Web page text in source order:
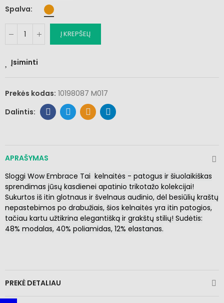
Spalva
Į KREPŠELĮ
Įsiminti
Prekės kodas: 10198087 M017
APRAŠYMAS
Sloggi Wow Embrace Tai kelnaitės - patogus ir šiuolaikiškas
sprendimas jūsų kasdienei apatinio trikotažo kolekcijai!
Sukurtos iš itin glotnaus ir švelnaus audinio, dėl besiūlių kraštų
nepastebimos po drabužiais, šios kelnaitės yra itin patogios,
tačiau kartu užtikrina elegantišką ir grakštų stilių! Sudėtis:
48% modalas, 40% poliamidas, 12% elastanas.
PREKĖ DETALIAU